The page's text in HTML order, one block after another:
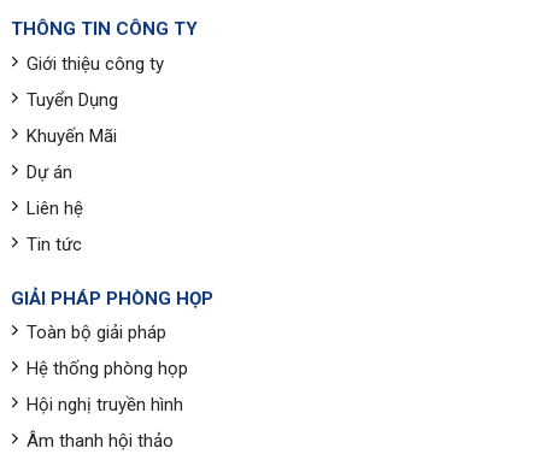
THÔNG TIN CÔNG TY
Giới thiệu công ty
Tuyển Dụng
Khuyến Mãi
Dự án
Liên hệ
Tin tức
GIẢI PHÁP PHÒNG HỌP
Toàn bộ giải pháp
Hệ thống phòng họp
Hội nghị truyền hình
Âm thanh hội thảo